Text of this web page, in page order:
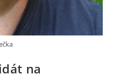
na